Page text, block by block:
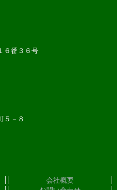
６番３６号
５－８
会社概要